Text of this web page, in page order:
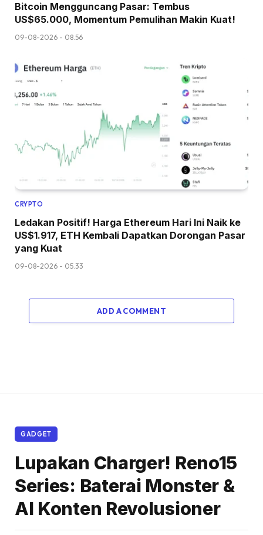
Bitcoin Mengguncang Pasar: Tembus
US$65.000, Momentum Pemulihan Makin Kuat!
09-08-2026 - 08.56
CRYPTO
Ledakan Positif! Harga Ethereum Hari Ini Naik ke
US$1.917, ETH Kembali Dapatkan Dorongan Pasar
yang Kuat
09-08-2026 - 05.33
ADD A COMMENT
GADGET
Lupakan Charger! Reno15
Series: Baterai Monster &
AI Konten Revolusioner